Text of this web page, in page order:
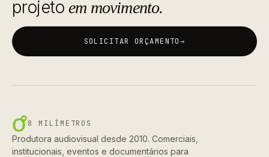
projetoem movimento.
SOLICITAR ORÇAMENTO→
8 MILÍMETROS
Produtora audiovisual desde 2010. Comerciais,
institucionais, eventos e documentários para